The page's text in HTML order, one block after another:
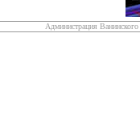
Администрация